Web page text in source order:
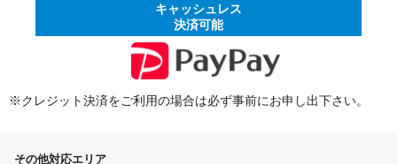
キャッシュレス
決済可能
※クレジット決済をご利用の場合は必ず事前にお申し出下さい。
その他対応エリア